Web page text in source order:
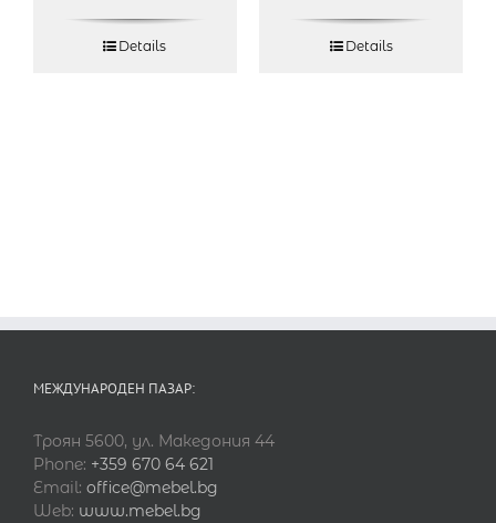
Details Details
МЕЖДУНАРОДЕН ПАЗАР:
Троян 5600, ул. Македония 44
Phone: +359 670 64 621
Email: office@mebel.bg
Web: www.mebel.bg